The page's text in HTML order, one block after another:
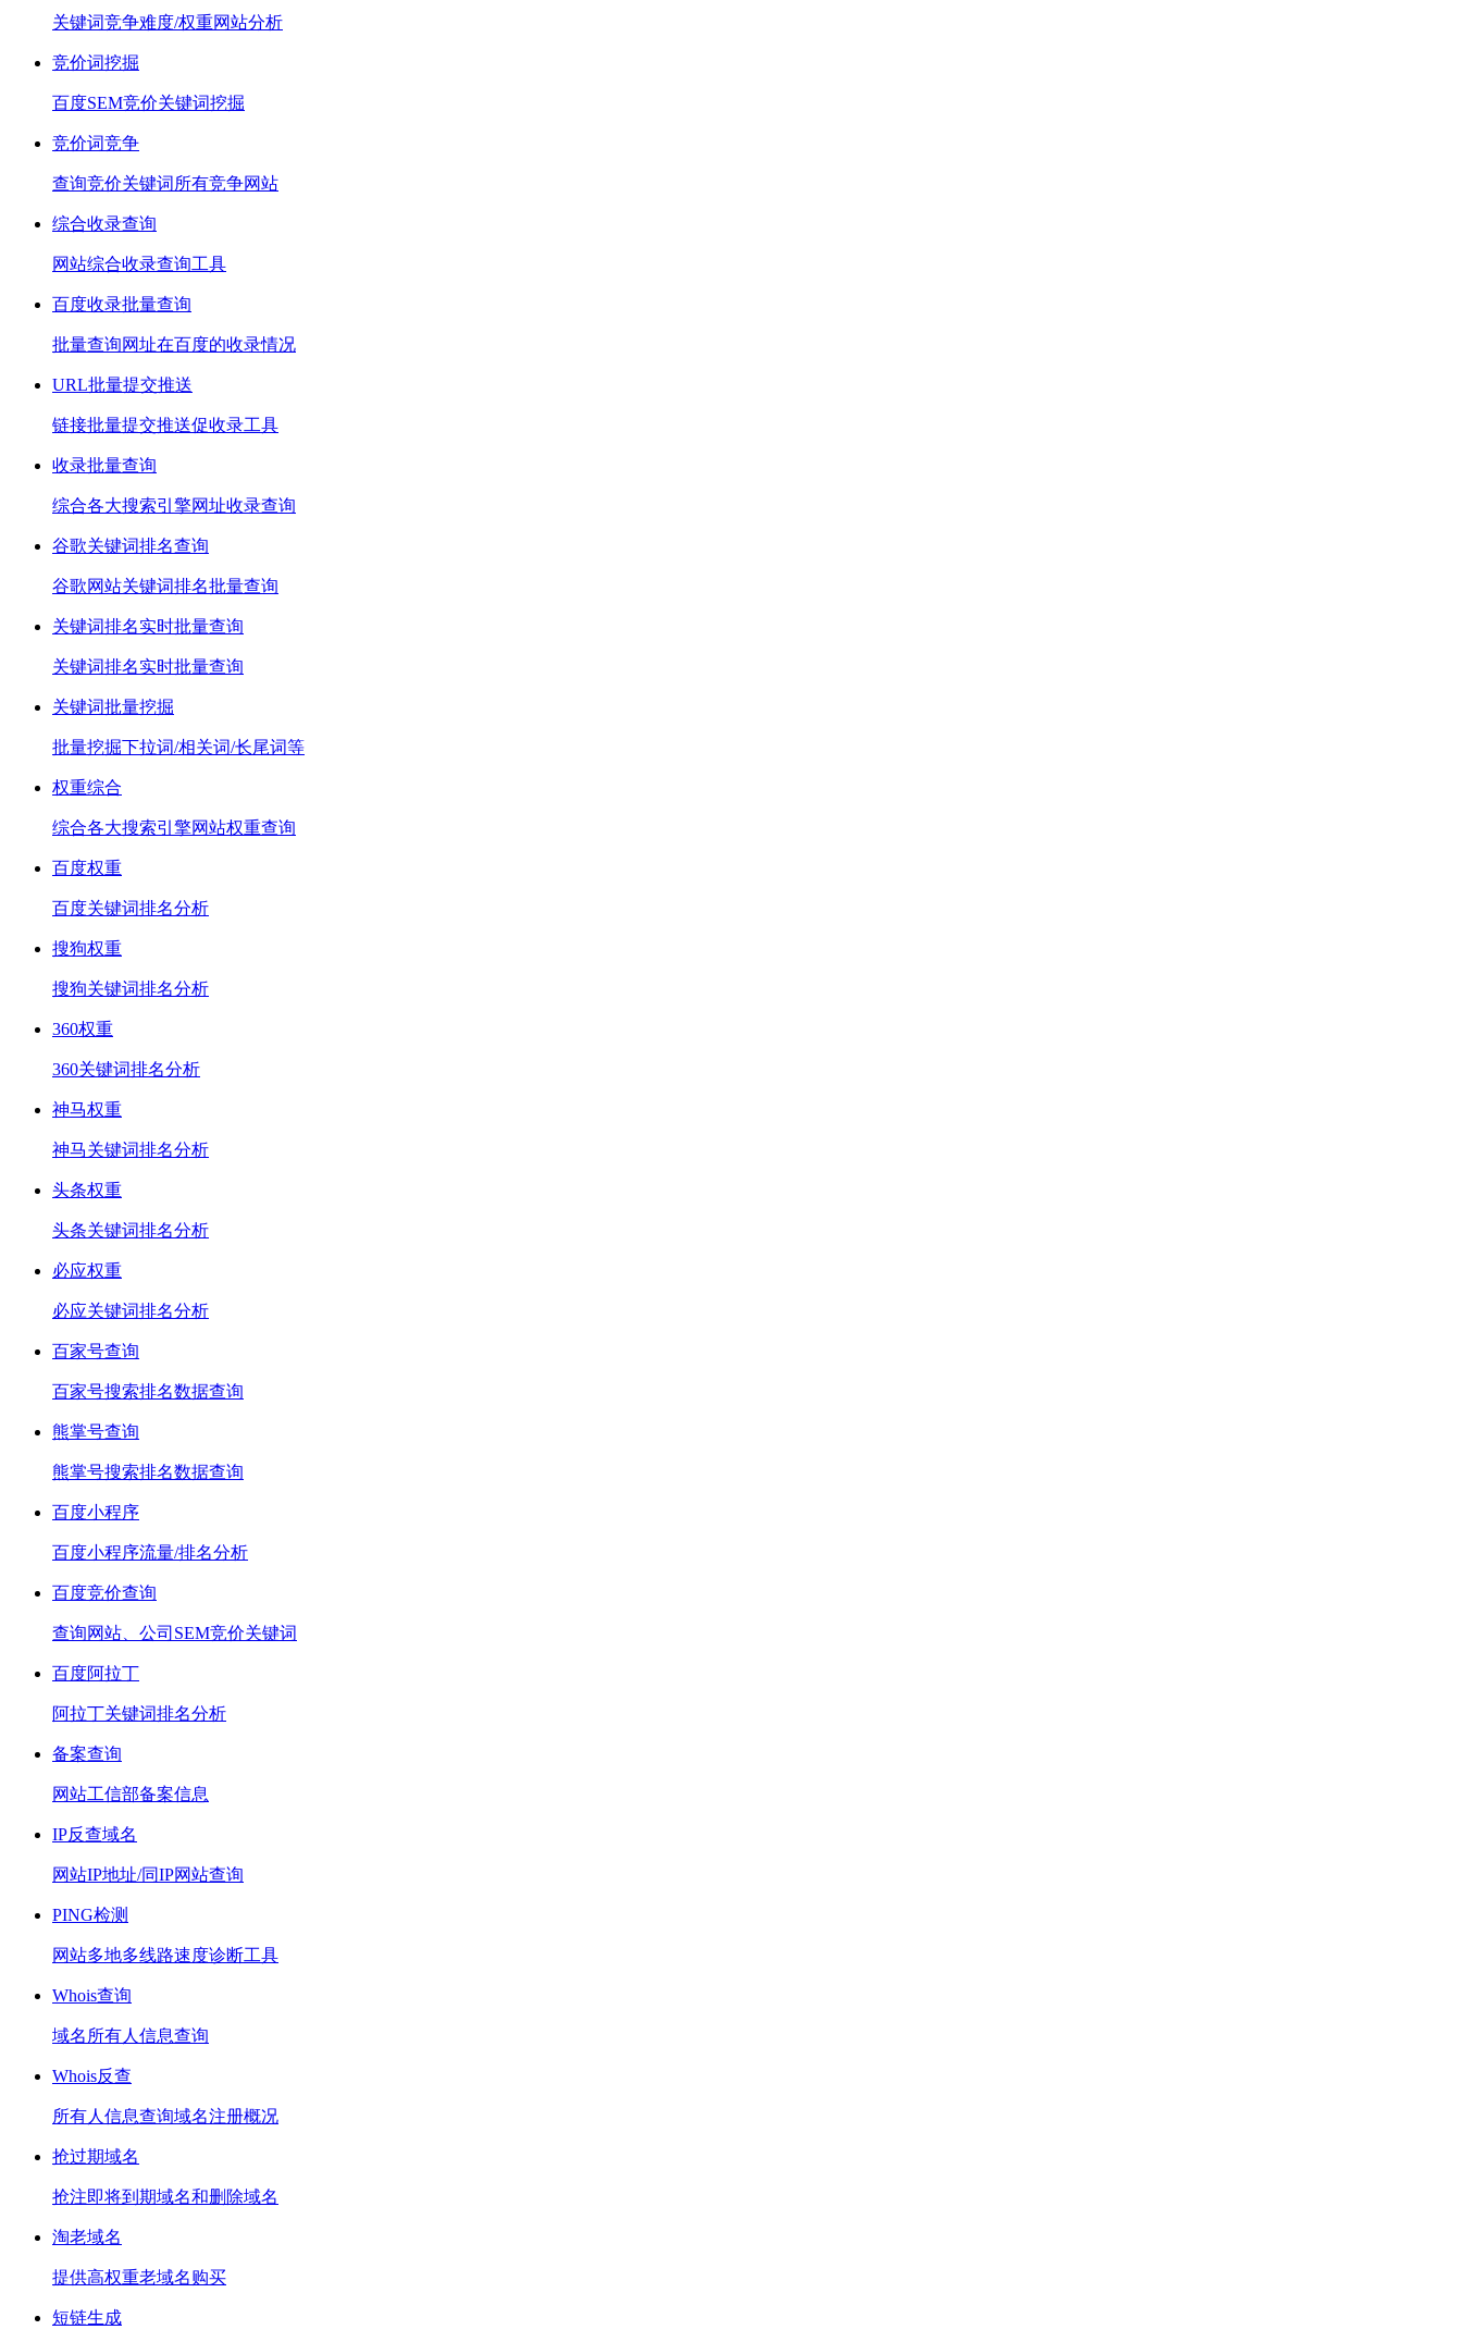
关键词竞争难度/权重网站分析
竞价词挖掘
百度SEM竞价关键词挖掘
竞价词竞争
查询竞价关键词所有竞争网站
综合收录查询
网站综合收录查询工具
百度收录批量查询
批量查询网址在百度的收录情况
URL批量提交推送
链接批量提交推送促收录工具
收录批量查询
综合各大搜索引擎网址收录查询
谷歌关键词排名查询
谷歌网站关键词排名批量查询
关键词排名实时批量查询
关键词排名实时批量查询
关键词批量挖掘
批量挖掘下拉词/相关词/长尾词等
权重综合
综合各大搜索引擎网站权重查询
百度权重
百度关键词排名分析
搜狗权重
搜狗关键词排名分析
360权重
360关键词排名分析
神马权重
神马关键词排名分析
头条权重
头条关键词排名分析
必应权重
必应关键词排名分析
百家号查询
百家号搜索排名数据查询
熊掌号查询
熊掌号搜索排名数据查询
百度小程序
百度小程序流量/排名分析
百度竞价查询
查询网站、公司SEM竞价关键词
百度阿拉丁
阿拉丁关键词排名分析
备案查询
网站工信部备案信息
IP反查域名
网站IP地址/同IP网站查询
PING检测
网站多地多线路速度诊断工具
Whois查询
域名所有人信息查询
Whois反查
所有人信息查询域名注册概况
抢过期域名
抢注即将到期域名和删除域名
淘老域名
提供高权重老域名购买
短链生成